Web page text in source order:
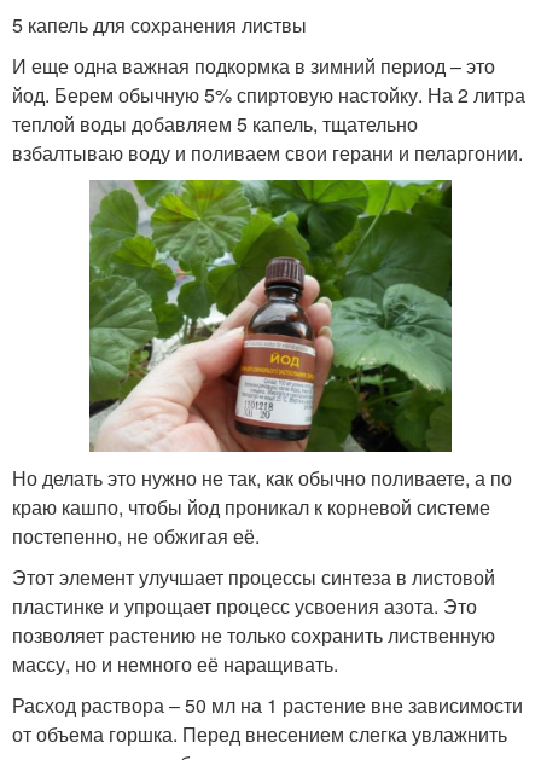
5 капель для сохранения листвы
И еще одна важная подкормка в зимний период – это
йод. Берем обычную 5% спиртовую настойку. На 2 литра
теплой воды добавляем 5 капель, тщательно
взбалтываю воду и поливаем свои герани и пеларгонии.
Но делать это нужно не так, как обычно поливаете, а по
краю кашпо, чтобы йод проникал к корневой системе
постепенно, не обжигая её.
Этот элемент улучшает процессы синтеза в листовой
пластинке и упрощает процесс усвоения азота. Это
позволяет растению не только сохранить лиственную
массу, но и немного её наращивать.
Расход раствора – 50 мл на 1 растение вне зависимости
от объема горшка. Перед внесением слегка увлажнить